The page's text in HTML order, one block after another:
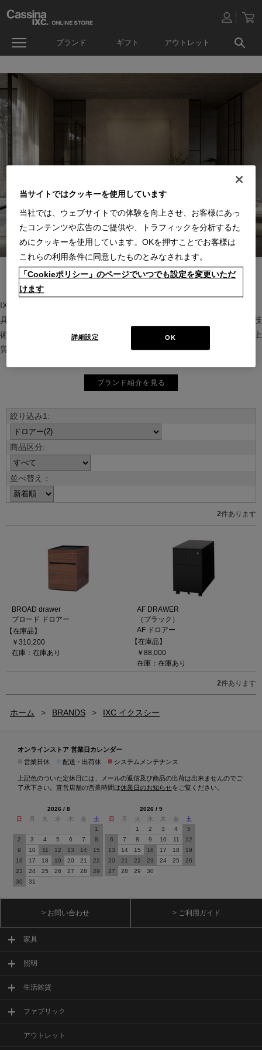
ブランド ギフト アウトレット
IXC（イクスシー）は、”Emotional Minimalism”を掲げるグローバル家
具ブランド。ヨーロッパの家具文化と日本の美意識を融合し、素材や技
術を活かした持続可能で洗練されたインテリアを提案。長く愛される上
質な暮らしを届けます。
ブランド紹介を見る
並べ替え：
2件あります
BROAD drawer
ブロード ドロアー
【在庫品】
￥310,200
在庫：在庫あり
AF DRAWER
（ブラック）
AF ドロアー
【在庫品】
￥88,000
在庫：在庫あり
2件あります
ホーム > BRANDS > IXC イクスシー
オンラインストア 営業日カレンダー
営業日休 配送・出荷休 ■ システムメンテナンス
上記色のついた定休日には、メールの返信及び商品の出荷は出来ませんのでご
了承下さい。直営店舗の営業時間は休業日のお知らせをご覧ください。
2026 / 8
日
月 火 水 木 金
土
1
2
3 4 5 6 7
8
9
10 11 12 13 14
15
16
17 18 19 20 21
22
23
24 25 26 27 28
29
30
31
2026 / 9
日
月 火 水 木 金
土
1
2 3 4
5
6
7 8 9 10 11
12
13
14 15 16 17 18
19
20
21 22 23 24 25
26
27
28 29 30
> お問い合わせ > ご利用ガイド
家具
照明
生活雑貨
ファブリック
アウトレット
当サイトではクッキーを使用しています
当社では、ウェブサイトでの体験を向上させ、お客様にあっ
たコンテンツや広告のご提供や、トラフィックを分析するた
めにクッキーを使用しています。OKを押すことでお客様は
これらの利用条件に同意したものとみなされます。
「Cookieポリシー」のページでいつでも設定を変更いただ
けます
OK
詳細設定